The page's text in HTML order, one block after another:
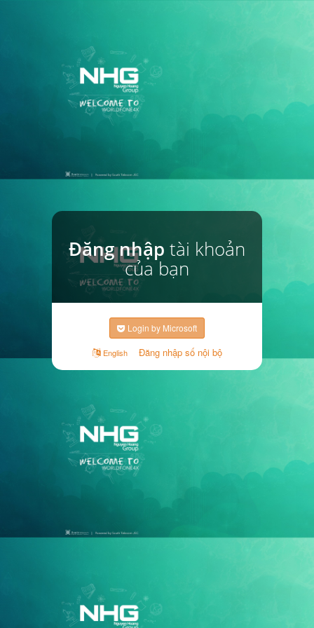
Đăng nhập tài khoản
của bạn
Login by Microsoft
English Đăng nhập số nội bộ